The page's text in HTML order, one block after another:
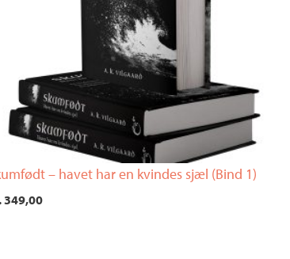
– havet har en kvindes sjæl (Bind 1)
349,00